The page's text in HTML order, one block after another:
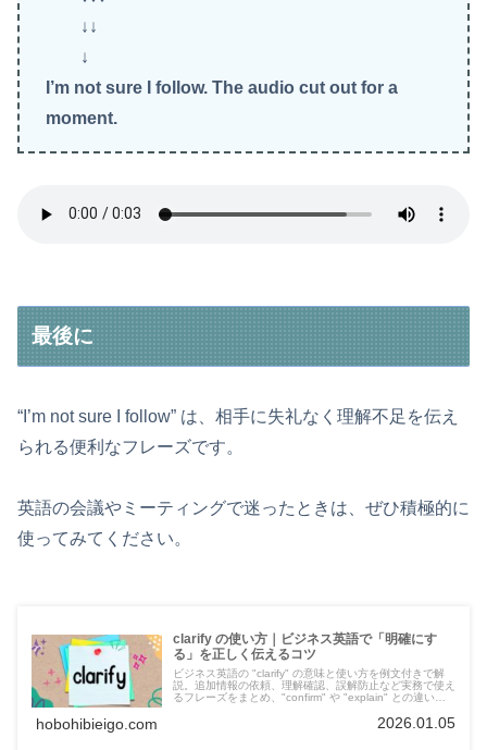
↓↓
↓
I’m not sure I follow. The audio cut out for a
moment.
最後に
“I’m not sure I follow” は、相手に失礼なく理解不足を伝え
られる便利なフレーズです。
英語の会議やミーティングで迷ったときは、ぜひ積極的に
使ってみてください。
clarify の使い方｜ビジネス英語で「明確にす
る」を正しく伝えるコツ
ビジネス英語の "clarify" の意味と使い方を例文付きで解
説。追加情報の依頼、理解確認、誤解防止など実務で使え
るフレーズをまとめ、"confirm" や "explain" との違いも
hobohibieigo.com 2026.01.05